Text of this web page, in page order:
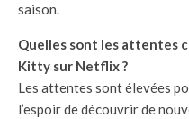
saison.
Quelles sont les attentes
Kitty sur Netflix ?
Les attentes sont élevées
l’espoir de découvrir de